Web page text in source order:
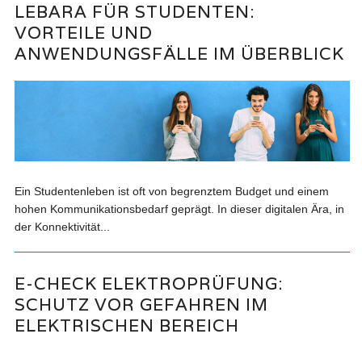
LEBARA FÜR STUDENTEN:
VORTEILE UND
ANWENDUNGSFÄLLE IM ÜBERBLICK
Ein Studentenleben ist oft von begrenztem Budget und einem
hohen Kommunikationsbedarf geprägt. In dieser digitalen Ära, in
der Konnektivität...
E-CHECK ELEKTROPRÜFUNG:
SCHUTZ VOR GEFAHREN IM
ELEKTRISCHEN BEREICH